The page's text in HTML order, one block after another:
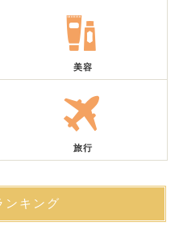
美容
旅行
ンキング